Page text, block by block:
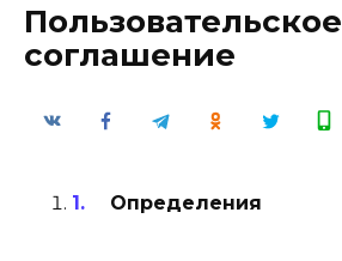
Пользовательское
соглашение
Определения